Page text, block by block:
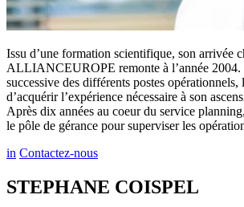
Issu d’une formation scientifique, son arrivée
ALLIANCEUROPE remonte à l’année 2004.
successive des différents postes
d’acquérir l’expérience nécessaire à son
Après dix années au coeur du service
le pôle de gérance pour superviser les
in Contactez-nous
STEPHANE COISPEL